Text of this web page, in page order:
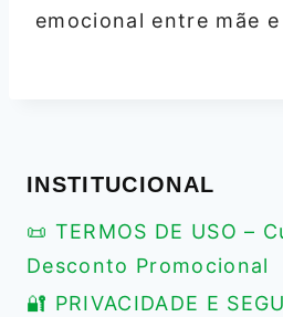
emocional entre mãe
INSTITUCIONAL
📜 TERMOS DE USO –
Desconto Promocional
🔐 PRIVACIDADE E